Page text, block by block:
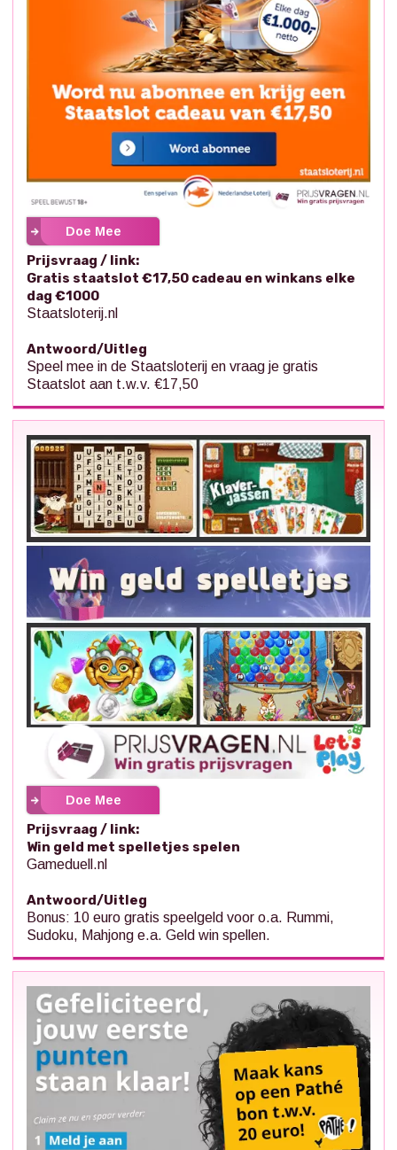
Doe Mee
Prijsvraag / link:
Gratis staatslot €17,50 cadeau en winkans elke
dag €1000
Staatsloterij.nl
Antwoord/Uitleg
Speel mee in de Staatsloterij en vraag je gratis
Staatslot aan t.w.v. €17,50
Doe Mee
Prijsvraag / link:
Win geld met spelletjes spelen
Gameduell.nl
Antwoord/Uitleg
Bonus: 10 euro gratis speelgeld voor o.a. Rummi,
Sudoku, Mahjong e.a. Geld win spellen.